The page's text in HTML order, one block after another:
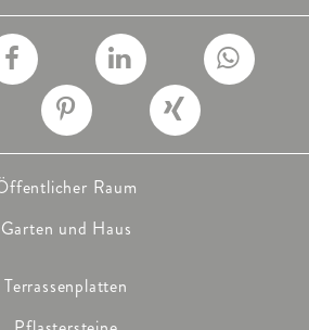
Raum
Garten und Haus
Terrassenplatten